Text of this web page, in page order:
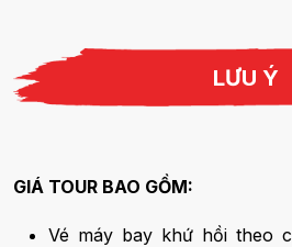
LƯU Ý
GIÁ TOUR BAO GỒM:
Vé máy bay khứ hồi theo